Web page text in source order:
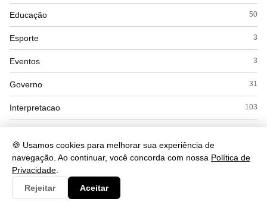
🍪 Usamos cookies para melhorar sua experiência de
navegação. Ao continuar, você concorda com nossa Política de
Privacidade
Rejeitar
Aceitar
Educação 50
Esporte 3
Eventos 3
Governo 31
Interpretacao 103
Saúde
Tecnologia 1104